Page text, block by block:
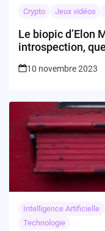
Crypto Jeux vidéos
Le biopic d’Elon
introspection,
10 novembre 2023
Intelligence Artificielle
Technologie